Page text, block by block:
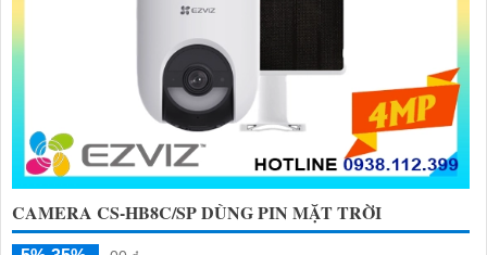
CAMERA CS-HB8C/SP DÙNG PIN MẶT TRỜI